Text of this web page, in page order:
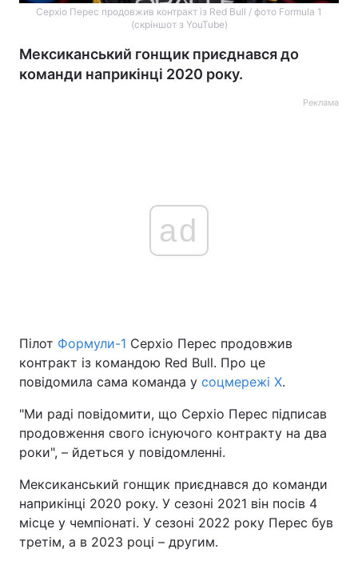
Серхіо Перес продовжив контракт із Red Bull / фото Formula 1
(скріншот з YouTube)
Мексиканський гонщик приєднався до
команди наприкінці 2020 року.
Реклама
ad
Пілот Формули-1 Серхіо Перес продовжив
контракт із командою Red Bull. Про це
повідомила сама команда у соцмережі Х.
"Ми раді повідомити, що Серхіо Перес підписав
продовження свого існуючого контракту на два
роки", – йдеться у повідомленні.
Мексиканський гонщик приєднався до команди
наприкінці 2020 року. У сезоні 2021 він посів 4
місце у чемпіонаті. У сезоні 2022 року Перес був
третім, а в 2023 році – другим.